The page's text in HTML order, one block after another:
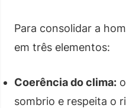
Para consolidar a
em três elementos:
Coerência do clima:
sombrio e respeita o